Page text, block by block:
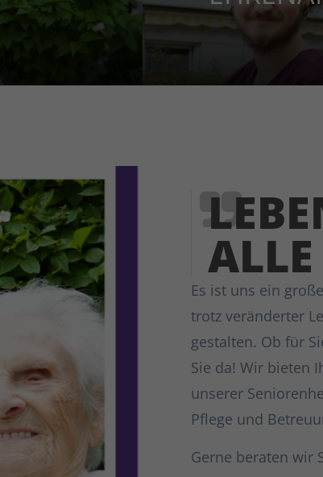
ALLE
Es ist uns ein
trotz veränderter
gestalten. Ob für
Sie da! Wir bieten
unserer
Pflege und
Gerne beraten wir